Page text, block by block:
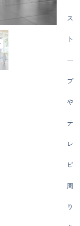
ス
ト
ー
ブ
や
テ
レ
ビ
周
り